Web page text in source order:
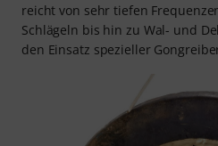
reicht von sehr tiefen
Schlägeln bis hin zu Wal- und
den Einsatz spezieller